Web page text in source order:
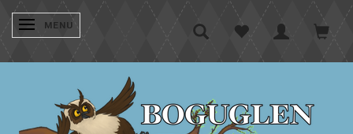
SKIFTE NAVIGATION
MENU